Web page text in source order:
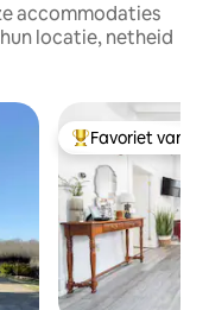
accommodaties
locatie, netheid
Topfavoriet van
Favoriet van